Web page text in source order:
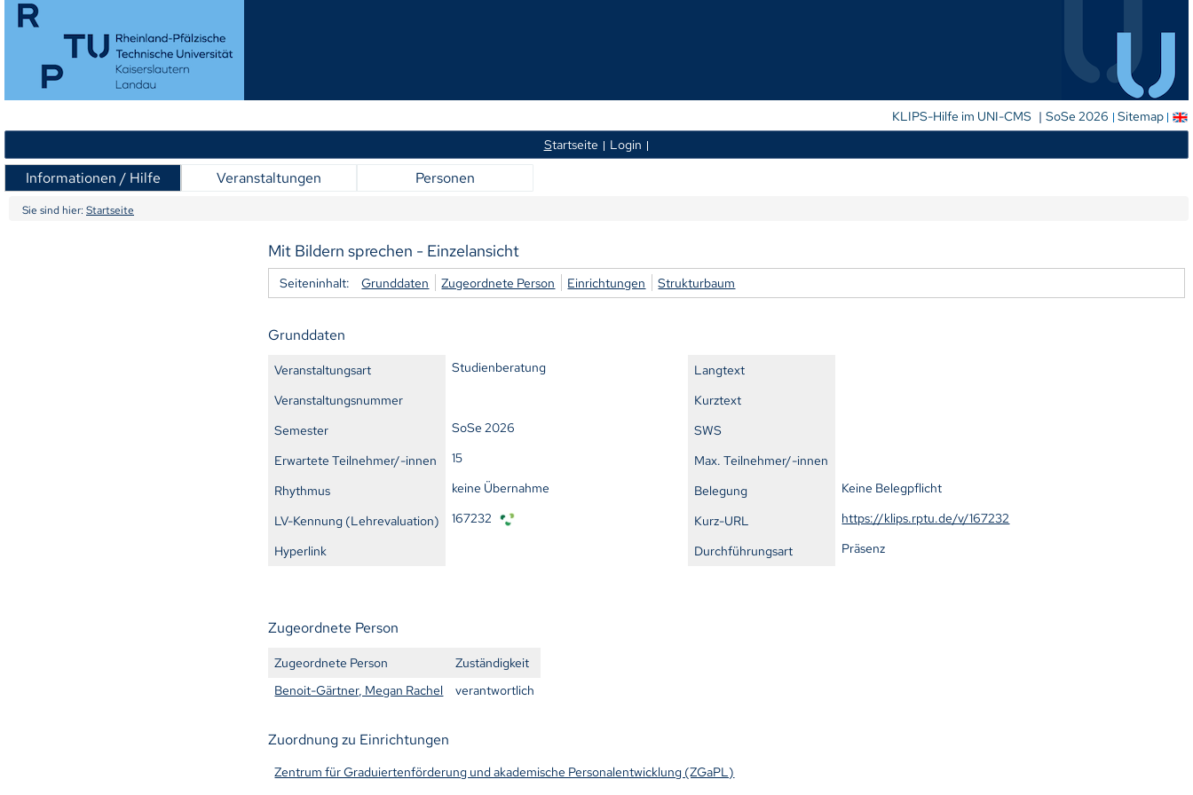
KLIPS-Hilfe im UNI-CMS | SoSe 2026 Sitemap
Startseite Login
Informationen / Hilfe Veranstaltungen Personen
Sie sind hier: Startseite
Mit Bildern sprechen - Einzelansicht
Seiteninhalt: Grunddaten Zugeordnete Person Einrichtungen Strukturbaum
Grunddaten
Veranstaltungsart Studienberatung
Langtext
Veranstaltungsnummer
Kurztext
Semester
SoSe 2026
SWS
Erwartete Teilnehmer/-innen
15
Max. Teilnehmer/-innen
Rhythmus
keine Übernahme Belegung
Keine Belegpflicht
LV-Kennung (Lehrevaluation)
167232 Kurz-URL
https://klips.rptu.de/v/167232
Hyperlink
Durchführungsart Präsenz
Zugeordnete Person
Zugeordnete Person
Zuständigkeit
Benoit-Gärtner, Megan Rachel
verantwortlich
Zuordnung zu Einrichtungen
Zentrum für Graduiertenförderung und akademische Personalentwicklung (ZGaPL)